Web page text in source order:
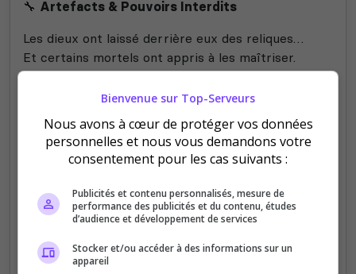
🔧 Artefacts & Pouvoirs Interdits
Les dieux ont laissé derrière eux des reliques…
Et certains mortels ont appris à les maîtriser.
🦖 Créatures altérées et variantes rares
✨ Bêtes scintillantes, bénies ou maudites
🏗️ Structures avancées venues d’un autre âge
🧬 Créations interdites comme l’Indominus
⚙️ Et grâce auxplugins mystiques, de nouveaux
monde…
Bienvenue sur Top-Serveurs
Nous avons à cœur de protéger vos données
personnelles et nous vous demandons votre
consentement pour les cas suivants :
Publicités et contenu personnalisés, mesure de
performance des publicités et du contenu, études
d’audience et développement de services
Stocker et/ou accéder à des informations sur un
appareil